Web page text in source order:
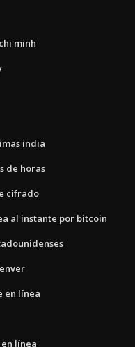
minh
india
de horas
cifrado
al instante por bitcoin
en línea
línea